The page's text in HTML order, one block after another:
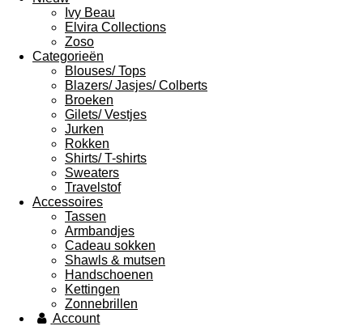
Ivy Beau
Elvira Collections
Zoso
Categorieën
Blouses/ Tops
Blazers/ Jasjes/ Colberts
Broeken
Gilets/ Vestjes
Jurken
Rokken
Shirts/ T-shirts
Sweaters
Travelstof
Accessoires
Tassen
Armbandjes
Cadeau sokken
Shawls & mutsen
Handschoenen
Kettingen
Zonnebrillen
Account